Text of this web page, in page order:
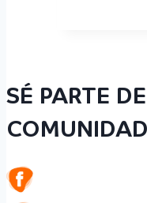
SÉ PARTE
COMUNIDAD